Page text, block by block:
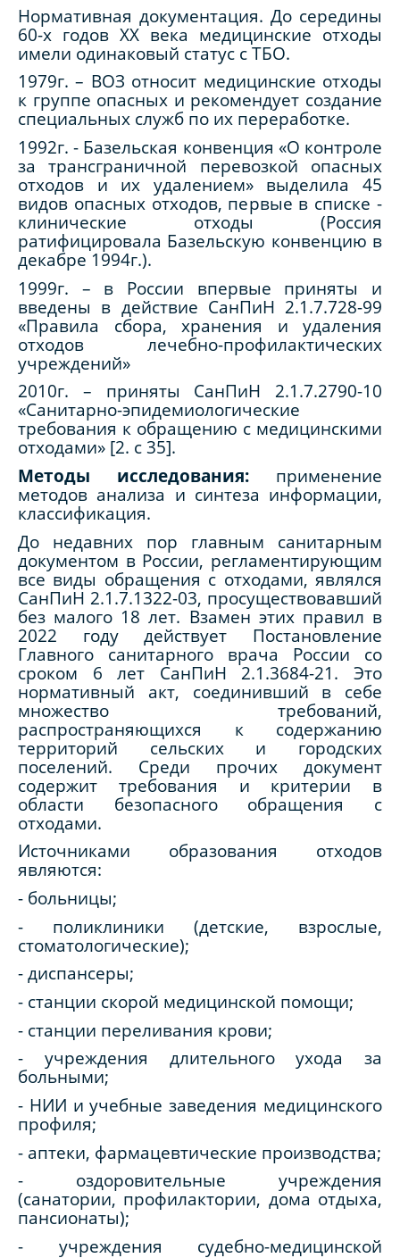
Нормативная документация. До середины
60-х годов ХХ века медицинские отходы
имели одинаковый статус с ТБО.
1979г. – ВОЗ относит медицинские отходы
к группе опасных и рекомендует создание
специальных служб по их переработке.
1992г. - Базельская конвенция «О контроле
за трансграничной перевозкой опасных
отходов и их удалением» выделила 45
видов опасных отходов, первые в списке -
клинические отходы (Россия
ратифицировала Базельскую конвенцию в
декабре 1994г.).
1999г. – в России впервые приняты и
введены в действие СанПиН 2.1.7.728-99
«Правила сбора, хранения и удаления
отходов лечебно-профилактических
учреждений»
2010г. – приняты СанПиН 2.1.7.2790-10
«Санитарно-эпидемиологические
требования к обращению с медицинскими
отходами» [2. c 35].
Методы исследования: применение
методов анализа и синтеза информации,
классификация.
До недавних пор главным санитарным
документом в России, регламентирующим
все виды обращения с отходами, являлся
СанПиН 2.1.7.1322-03, просуществовавший
без малого 18 лет. Взамен этих правил в
2022 году действует Постановление
Главного санитарного врача России со
сроком 6 лет СанПиН 2.1.3684-21. Это
нормативный акт, соединивший в себе
множество требований,
распространяющихся к содержанию
территорий сельских и городских
поселений. Среди прочих документ
содержит требования и критерии в
области безопасного обращения с
отходами.
Источниками образования отходов
являются:
- больницы;
- поликлиники (детские, взрослые,
стоматологические);
- диспансеры;
- станции скорой медицинской помощи;
- станции переливания крови;
- учреждения длительного ухода за
больными;
- НИИ и учебные заведения медицинского
профиля;
- аптеки, фармацевтические производства;
- оздоровительные учреждения
(санатории, профилактории, дома отдыха,
пансионаты);
- учреждения судебно-медицинской